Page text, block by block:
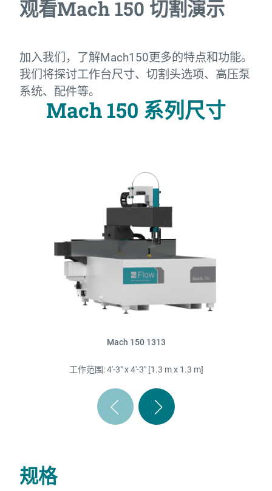
观看Mach 150 切割演示
加入我们，了解Mach150更多的特点和功能。
我们将探讨工作台尺寸、切割头选项、高压泵
系统、配件等。
Mach 150 系列尺寸
Mach 150 1313
工作范围: 4'-3" x 4'-3" [1.3 m x 1.3 m]
规格